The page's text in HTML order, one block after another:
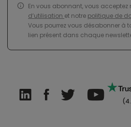
En vous abonnant, vous acceptez
d’utilisation et notre politique de
Vous pourrez vous désabonner à
lien présent dans chaque